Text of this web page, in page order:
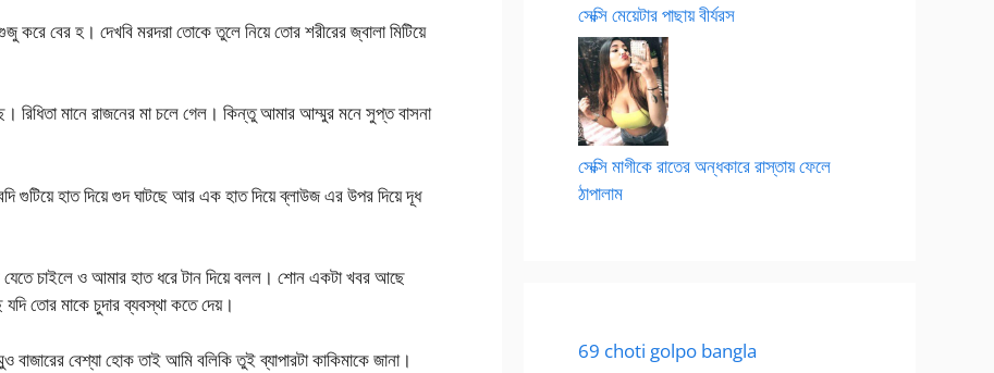
বের হ। দেখবি মরদরা তোকে তুলে নিয়ে তোর শরীরের জ্বালা মিটিয়ে
মানে রাজনের মা চলে গেল। কিন্তু আমার আম্মুর মনে সুপ্ত বাসনা
গুটিয়ে হাত দিয়ে গুদ ঘাটছে আর এক হাত দিয়ে ব্লাউজ এর উপর দিয়ে দূধ
চাইলে ও আমার হাত ধরে টান দিয়ে বলল। শোন একটা খবর আছে
তোর মাকে চুদার ব্যবস্থা কতে দেয়।
বেশ্যা হোক তাই আমি বলিকি তুই ব্যাপারটা কাকিমাকে জানা।
সেক্সি মেয়েটার পাছায় বীর্যরস
সেক্সি মাগীকে রাতের অন্ধকারে রাস্তায় ফেলে
ঠাপালাম
69 choti golpo bangla